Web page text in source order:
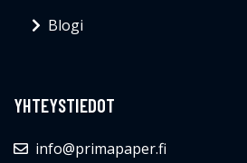
Blogi
YHTEYSTIEDOT
info@primapaper.fi